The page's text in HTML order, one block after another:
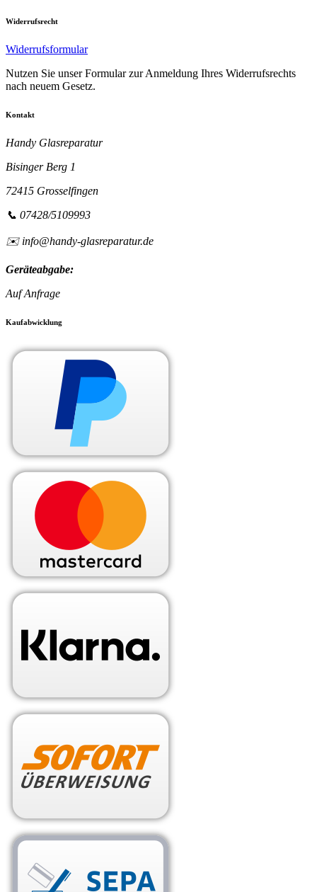
Widerrufsrecht
Widerrufsformular
Nutzen Sie unser Formular zur Anmeldung Ihres Widerrufsrechts
nach neuem Gesetz.
Kontakt
Handy Glasreparatur
Bisinger Berg 1
72415 Grosselfingen
📞 07428/5109993
✉️ info@handy-glasreparatur.de
Geräteabgabe:
Auf Anfrage
Kaufabwicklung